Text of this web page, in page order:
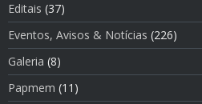
Editais (37)
Eventos, Avisos & Notí­cias (226)
Galeria (8)
Papmem (11)